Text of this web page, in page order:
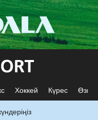
Хоккей Күрес Өзге